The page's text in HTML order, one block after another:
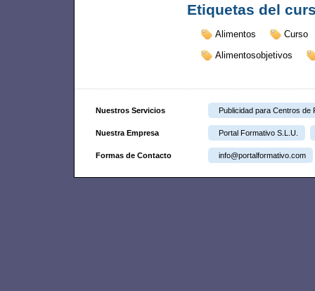
Etiquetas del
Alimentos
Curso
Alimentosobjetivos
Nuestros Servicios Publicidad para Centros de
Nuestra Empresa Portal Formativo S.L.U.
Formas de Contacto info@portalformativo.com